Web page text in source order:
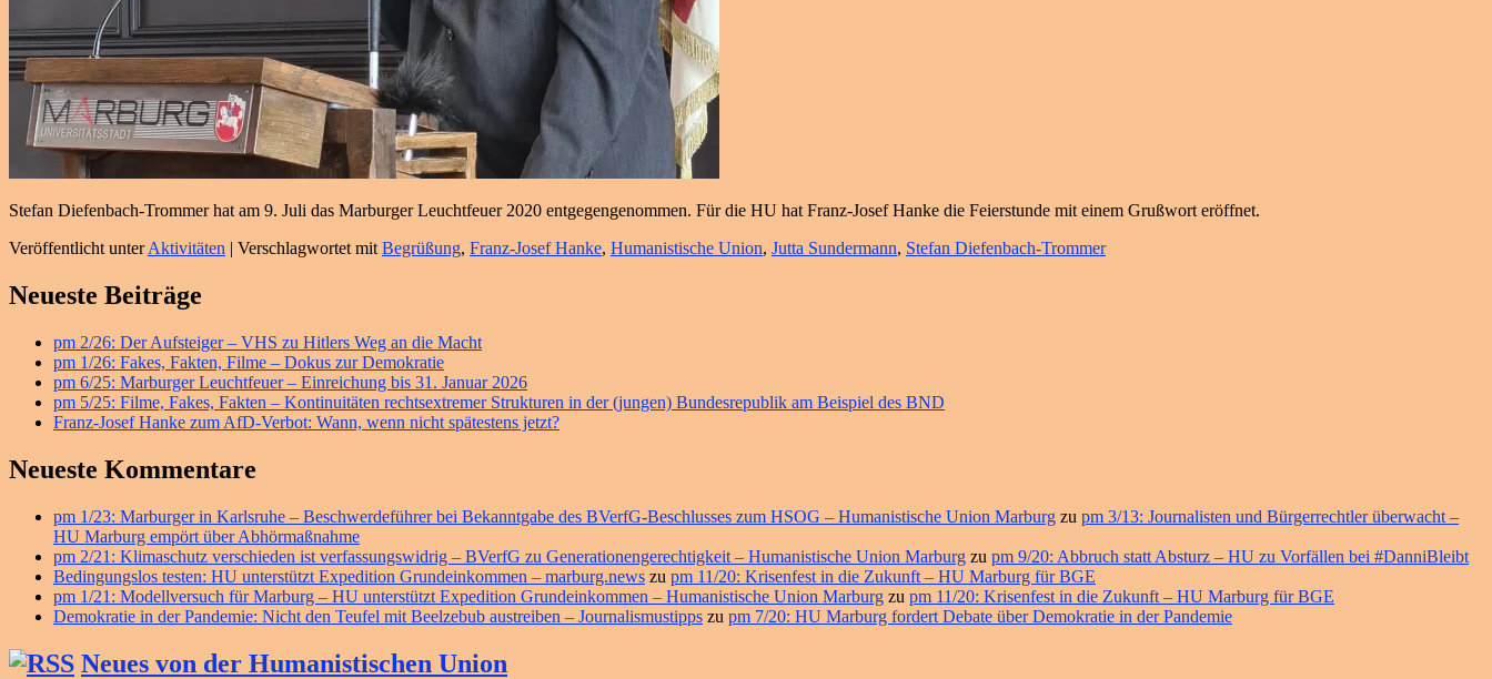
Stefan Diefenbach-Trommer hat am 9. Juli das Marburger Leuchtfeuer 2020 entgegengenommen. Für die HU hat Franz-Josef Hanke die Feierstunde mit einem Grußwort eröffnet.
Veröffentlicht unterAktivitäten | Verschlagwortet mit Begrüßung, Franz-Josef Hanke, Humanistische Union, Jutta Sundermann, Stefan Diefenbach-Trommer
Primärer
Widget-
Bereich
Neueste Beiträge
pm 2/26: Der Aufsteiger – VHS zu Hitlers Weg an die Macht
pm 1/26: Fakes, Fakten, Filme – Dokus zur Demokratie
pm 6/25: Marburger Leuchtfeuer – Einreichung bis 31. Januar 2026
pm 5/25: Filme, Fakes, Fakten – Kontinuitäten rechtsextremer Strukturen in der (jungen) Bundesrepublik am Beispiel des BND
Franz-Josef Hanke zum AfD-Verbot: Wann, wenn nicht spätestens jetzt?
Neueste Kommentare
pm 1/23: Marburger in Karlsruhe – Beschwerdeführer bei Bekanntgabe des BVerfG-Beschlusses zum HSOG – Humanistische Union Marburg zu pm 3/13: Journalisten und Bürgerrechtler überwacht –
HU Marburg empört über Abhörmaßnahme
pm 2/21: Klimaschutz verschieden ist verfassungswidrig – BVerfG zu Generationengerechtigkeit – Humanistische Union Marburg zu pm 9/20: Abbruch statt Absturz – HU zu Vorfällen bei #DanniBleibt
Bedingungslos testen: HU unterstützt Expedition Grundeinkommen – marburg.news zu pm 11/20: Krisenfest in die Zukunft – HU Marburg für BGE
pm 1/21: Modellversuch für Marburg – HU unterstützt Expedition Grundeinkommen – Humanistische Union Marburg zu pm 11/20: Krisenfest in die Zukunft – HU Marburg für BGE
Demokratie in der Pandemie: Nicht den Teufel mit Beelzebub austreiben – Journalismustipps zu pm 7/20: HU Marburg fordert Debate über Demokratie in der Pandemie
Neues von der Humanistischen Union